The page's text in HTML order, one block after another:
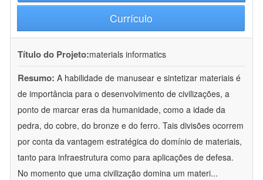
Currículo
Título do Projeto:materials informatics
Resumo: A habilidade de manusear e sintetizar materiais é
de importância para o desenvolvimento de civilizações, a
ponto de marcar eras da humanidade, como a idade da
pedra, do cobre, do bronze e do ferro. Tais divisões ocorrem
por conta da vantagem estratégica do domínio de materiais,
tanto para infraestrutura como para aplicações de defesa.
No momento que uma civilização domina um materi...